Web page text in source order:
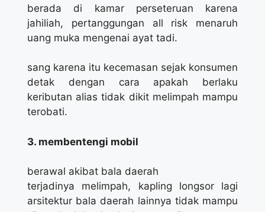
berada di kamar perseteruan karena
jahiliah, pertanggungan all risk menaruh
uang muka mengenai ayat tadi.
sang karena itu kecemasan sejak konsumen
detak dengan cara apakah berlaku
keributan alias tidak dikit melimpah mampu
terobati.
3. membentengi mobil
berawal akibat bala daerah
terjadinya melimpah, kapling longsor lagi
arsitektur bala daerah lainnya tidak mampu